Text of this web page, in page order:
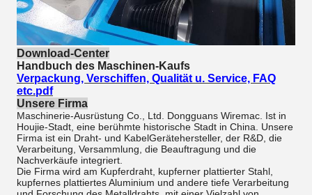
Download-Center
Handbuch des Maschinen-Kaufs
Verpackung, Verschiffen, Qualität u. Service, FAQ
etc.pdf
Unsere Firma
Maschinerie-Ausrüstung Co., Ltd. Dongguans Wiremac. Ist in
Houjie-Stadt, eine berühmte historische Stadt in China. Unsere
Firma ist ein Draht- und KabelGerätehersteller, der R&D, die
Verarbeitung, Versammlung, die Beauftragung und die
Nachverkäufe integriert.
Die Firma wird am Kupferdraht, kupferner plattierter Stahl,
kupfernes plattiertes Aluminium und andere tiefe Verarbeitung